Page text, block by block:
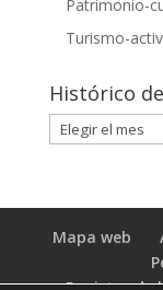
Patrimonio-
Turismo-
Histórico
Histórico
de
Mapa web